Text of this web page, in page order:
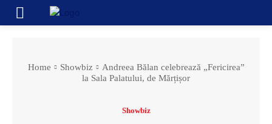
Home Showbiz
Andreea Bălan celebrează „Fericirea”
la Sala Palatului, de Mărțișor
Showbiz